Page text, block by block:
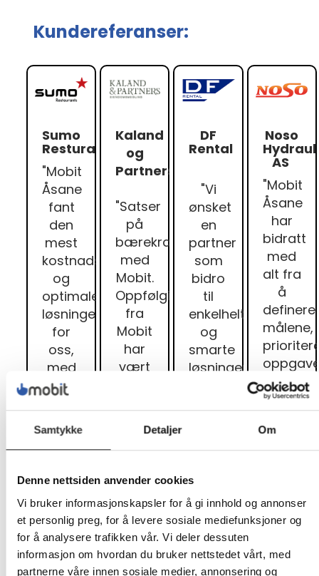
Samtykke Detaljer Om
Denne nettsiden anvender cookies
Vi bruker informasjonskapsler for å gi innhold og annonser
et personlig preg, for å levere sosiale mediefunksjoner og
for å analysere trafikken vår. Vi deler dessuten
informasjon om hvordan du bruker nettstedet vårt, med
partnerne våre innen sosiale medier, annonsering og
Kundereferanser:
Sumo
Resturant
"Mobit
Åsane
fant
den
mest
kostnadseffektive
og
optimale
løsningen
for
oss,
med
brukervennlig
pålitelig
papirhåndtering,
avansert
sikkerhet
sofistikerte
verktøy
for all
vår
Kaland
og
Partners
"Satser
på
bærekraft
med
Mobit.
Oppfølgingen
fra
Mobit
har
vært
Samtidig
er det
viktig
som
en
ansvarlig
bedrift
DF
Rental
"Vi
ønsket
en
partner
som
bidro
til
enkelhelt,
og
smarte
løsninger,
digital
på IT
og
Support"
Noso
AS
"Mobit
Åsane
har
bidratt
med
alt fra
å
definere
målene,
til å
med
vært
svært
for